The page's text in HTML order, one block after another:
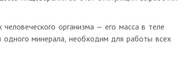
организма — его масса в теле
минерала, необходим для работы всех